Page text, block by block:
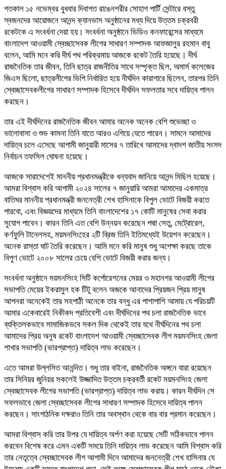
গতকাল ১৫ নভেম্বর বুধবার দিবাগত রাঙেনশরীর সোহাগ পার্টি সেন্টারে বস্তু
স্বজনদের আয়োজনে আনন্দ ক্যানভাস অনুষ্ঠানের মধ্য দিয়ে উত্তম চক্রবরী
রকেটকে এ সংবর্ধনা দেয়া হয়। সংবর্ধনা অনুষ্ঠানে ভিডিও কনফারেন্সের মাধ্যমে
বাংলাদেশ আওয়ামী স্বেচ্ছাসেবক লীগের সাধারণ সম্পাদক আফজালুর রহমান বাবু
বলেন, আমি মনে করি দীর্ঘ পথ পরিক্রমায় আজকে রকেট তৈরি হয়েছে। দীর্ঘ
রাজনৈতিক তার জীবন, তিনি ছাত্র রাজনীতির সাথে সম্পৃক্ত ছিল, অমার্স কলেজের
জিএস ছিলো, ছাত্রলীগের ভিপি নির্ধারিত হয়ে নীর্ঘদিন কারাগারে ছিলেন, তারপর তিনি
স্বেচ্ছাসেবকলীগের সাধারণ সম্পাদক হিসেবে দীর্ঘদিন সফলতার সবে দায়িত্ব পালন
করছেন।
তার এই দীর্ঘদিনের রাজনৈতিক জীবন আমার অনেক অনেক বেশি শুভেচ্ছা ও
ভালোবাসা ও শুভ কামনা তিনি যাতে আরও এগিয়ে যেতে পারেন। সামনে আমাদের
দায়িত্ব চলে এসেছে আগামী জানুয়ারী মাসের ৭ তারিখে আমাদের দ্বাদশ জাতীয় সংসদ
নির্বাচন তফসিল ঘোষনা হয়েছে।
আজকে সারাদেশেই মাননীয় প্রধানমন্ত্রীকে ধন্যবাদ জানিয়ে আনন্দ মিছিল হয়েছে।
আমরা বিশ্বাস করি আগামী ২০২৪ সালের ৭ জানুয়ারি আমরা আমাদের একমাত্র
বাতিঘর মাননীয় প্রধানমন্ত্রী জননেত্রী শেখ হাসিনাকে বিপুল ভোটে বিজয়ী করতে
পারবো, এবং বিজ্ঞয়দের মাধ্যমে তিনি বাংলাদেশের ১৭ কোটি মানুষের সেবা করার
সুযোগ পাবেন। কারন তিনি এত বেশি উন্নয়ন করেছেন পদ্মা সেতু, মেট্রোরেল,
কর্ণফুলি টানেলসহ, ময়মনসিংহের ২টি ব্রিজ তিনি ইতিমধ্যেই উয়েশন করেছেন।
অনেক রাস্তা ঘাট তৈরি করেছেন। আমি মনে করি মানুষ শুধু অপেক্ষা করছে তাকে
বিপুণ ভোটে ২০০৮ সালের চেয়ে বেশি ভোটে বিজয়ী করার জন্য।
সংবর্ধনা অনুষ্ঠানে ময়মনসিংহ সিটি কর্পোরেশনের মেয়র ও মহানগর আওয়ামী লীগের
সভাপতি মেয়ের ইকরামুল হক টিটু বলেন অজকে আনাদের প্রিয়জন প্রিয় মানুষ
আপনরা অনেকেই তার সহপাঠী অনেকে তার বন্ধু এর পাশাপাশি আমায় যে পরিচয়টি
আমার একেবারেই নিকীকদ প্রতিবেশী এবং দীর্ঘদিনের পথ চলা রাজনৈতিক ভাবে
ব্যক্তিলকভাবে সামাজিকভবে সকল দিক থেকেই তার যথে নীর্ঘদিনের পথ চলা
আমাদের প্রিয় অনুষ রকেট বাংলাদেশ আওয়ামী স্বেচ্ছাসেবক লীগ ময়মনসিংহ জেলা
শাখার সভাপতি (ভারপ্রাপ্ত) দায়িত্ব লাভ করেছেন।
এতে আমরা উল্লসিত আনন্দিত। শুধু তার বাইনা, রাজনৈতিক অঙ্গনে যারা রয়েছেন
তার সিনিয়র জুনিয়র সকলেই উজ্জাদিত উত্তম চক্রবর্তী রকেট ময়মনসিংহ জেলা
স্বেচ্ছাসেবক লীগের সভাপতি (ভারপ্রাপ্ত) দায়িত্ব লাভ করায়। কারন দীর্ঘদিন সে
সফলভাবে জেলা স্বেচ্ছাসেবক লীগের সাধারণ সম্পাদক হিসেবে দায়িত্ব পালন
করছেন। সাংগাঠনিক দক্ষরাও তিনি তার অবস্থান থেকে বার বার প্রমান করেছেন।
আমরা বিশ্বাস করি তার উপর যে দায়িত্ব অর্পণ করা হয়েছে সেটি সঠিকভাবে পালন
করবেন বিশেষ করে এমন একটি সময়ে তিনি দায়িত্ব লাভ করেছেন আমি বিশ্বাস করি
তার নেতৃত্বে স্বেচ্ছাসেবক লীগ আগামী দিনে আমাদের জননেত্রী শেখ হাসিনার যে